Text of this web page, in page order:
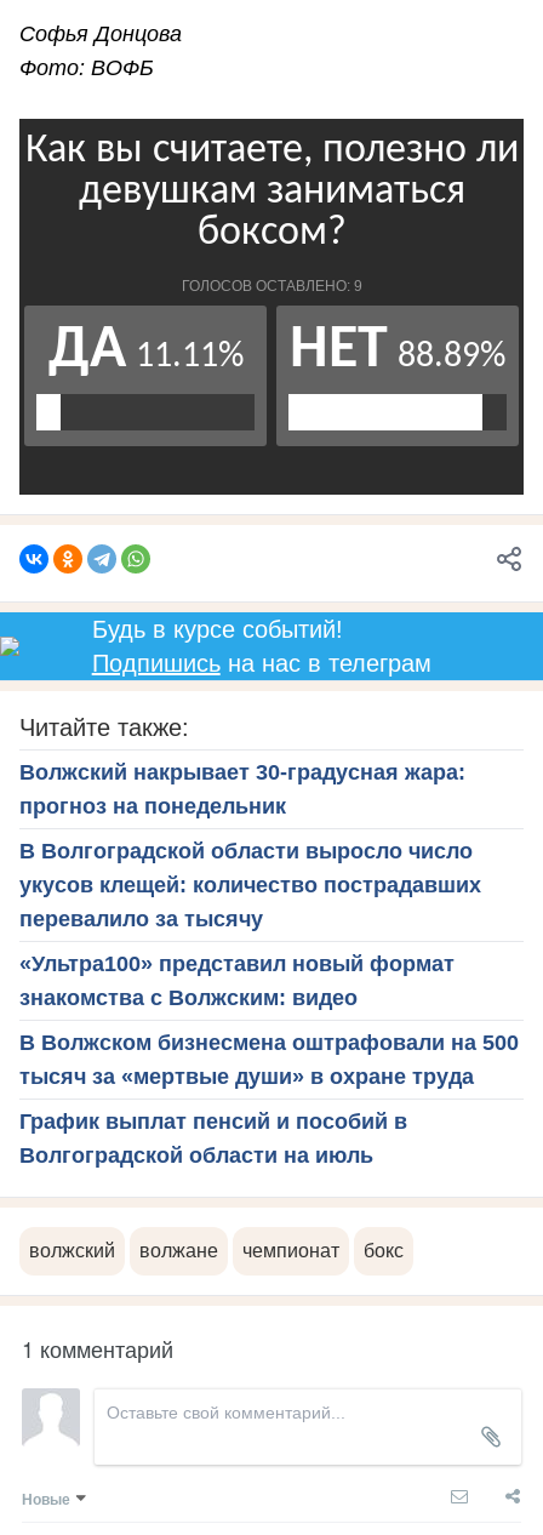
Софья Донцова
Фото: ВОФБ
Будь в курсе событий!
Подпишисьна нас в телеграм
Читайте также:
Волжский накрывает 30-градусная жара:
прогноз на понедельник
В Волгоградской области выросло число
укусов клещей: количество пострадавших
перевалило за тысячу
«Ультра100» представил новый формат
знакомства с Волжским: видео
В Волжском бизнесмена оштрафовали на 500
тысяч за «мертвые души» в охране труда
График выплат пенсий и пособий в
Волгоградской области на июль
волжский волжане чемпионат бокс
1 комментарий
Новые